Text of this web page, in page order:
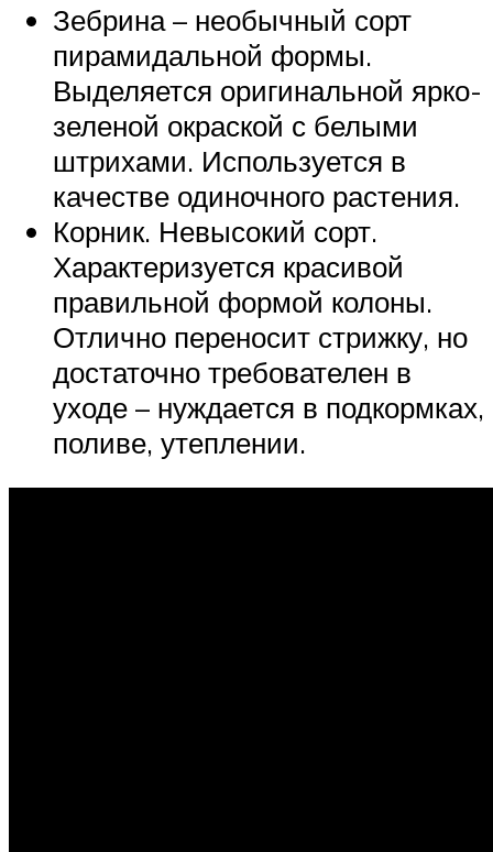
Зебрина – необычный сорт
пирамидальной формы.
Выделяется оригинальной ярко-
зеленой окраской с белыми
штрихами. Используется в
качестве одиночного растения.
Корник. Невысокий сорт.
Характеризуется красивой
правильной формой колоны.
Отлично переносит стрижку, но
достаточно требователен в
уходе – нуждается в подкормках,
поливе, утеплении.